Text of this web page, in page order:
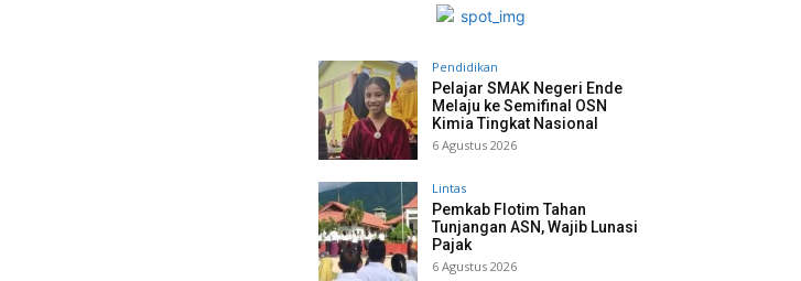
Pendidikan
Pelajar SMAK Negeri Ende
Melaju ke Semifinal OSN
Kimia Tingkat Nasional
6 Agustus 2026
Lintas
Pemkab Flotim Tahan
Tunjangan ASN, Wajib Lunasi
Pajak
6 Agustus 2026